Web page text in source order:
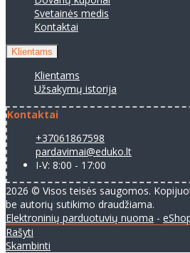
Svetainės medis
Kontaktai
Klientams
Klientams
Užsakymų istorija
Kontaktai
+37061867598
pardavimai@eduko.lt
I-V: 8:00 - 17:00
2026 © Visos teisės saugomos.
be autorių sutikimo draudžiama.
Elektroninių parduotuvių nuoma -
Rašyti
Skambinti